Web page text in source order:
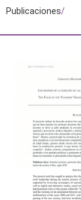
Publicaciones/